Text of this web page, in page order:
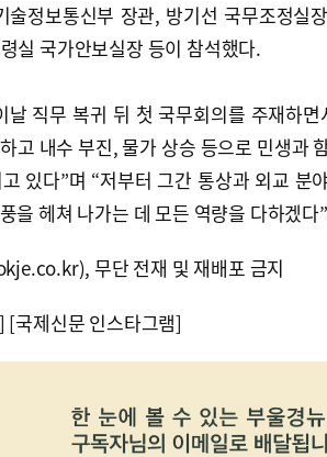
정보통신부 장관, 방기선 국무조정실
실 국가안보실장 등이 참석했다.
직무 복귀 뒤 첫 국무회의를 주재하면
고 내수 부진, 물가 상승 등으로 민생과
있다”며 “저부터 그간 통상과 외교 분
을 헤쳐 나가는 데 모든 역량을 다하겠
무단 전재 및 재배포 금지
[국제신문 인스타그램]